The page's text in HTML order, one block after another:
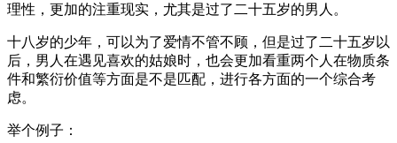
理性，更加的注重现实，尤其是过了二十五岁的男人。
十八岁的少年，可以为了爱情不管不顾，但是过了二十五岁以
后，男人在遇见喜欢的姑娘时，也会更加看重两个人在物质条
件和繁衍价值等方面是不是匹配，进行各方面的一个综合考
虑。
举个例子：